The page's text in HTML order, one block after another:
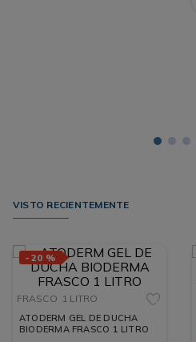
VISTO RECIENTEMENTE
- 20 %
FRASCO 1 LITRO
ATODERM GEL DE DUCHA
BIODERMA FRASCO 1 LITRO